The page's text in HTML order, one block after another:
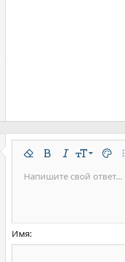
УдалитьЖирныйКурсивРазмер
9
10
18
22
Цвет
Шрифт Arial
Tahoma
Зачёркнутый
Подчёркнутый
Вставить
Спойлер
Код
Напишите свой ответ...
Имя